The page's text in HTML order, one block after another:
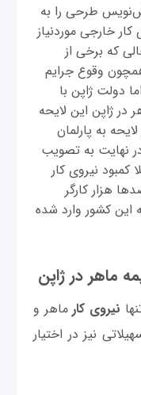
طرحی را به
خارجی موردنیاز
که برخی از
وقوع جرایم
دولت ژاپن با
در ژاپن این لایحه
به پارلمان
نهایت به تصویب
کمبود نیروی کار
هزار کارگر
این کشور وارد شده
ماهر در ژاپن
نیروی کار ماهر و
نیز در اختیار